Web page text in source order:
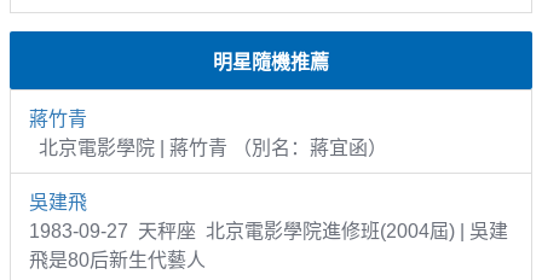
明星隨機推薦
蔣竹青
北京電影學院 | 蔣竹青 （別名：蔣宜函）
吳建飛
1983-09-27 天秤座 北京電影學院進修班(2004屆) | 吳建
飛是80后新生代藝人